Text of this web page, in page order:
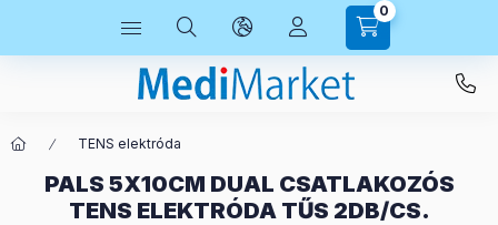
0
TENS elektróda
PALS 5X10CM DUAL CSATLAKOZÓS
TENS ELEKTRÓDA TŰS 2DB/CS.